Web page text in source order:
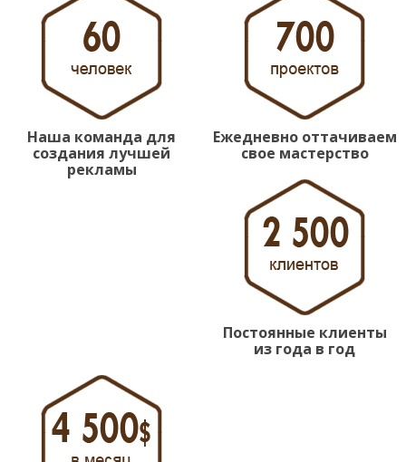
Наша команда для
создания лучшей
рекламы
Ежедневно оттачиваем
свое мастерство
Постоянные клиенты
из года в год